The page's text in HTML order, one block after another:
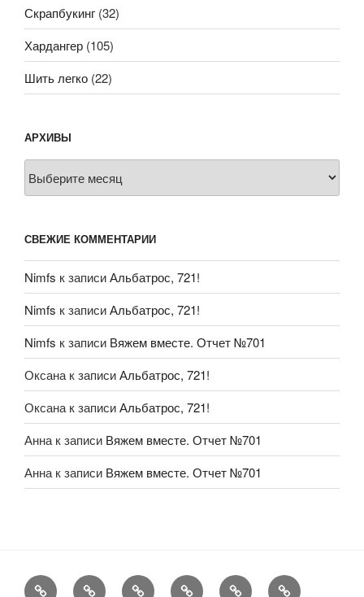
Скрапбукинг (32)
Хардангер (105)
Шить легко (22)
АРХИВЫ
СВЕЖИЕ КОММЕНТАРИИ
Nimfs к записиАльбатрос, 721!
Nimfs к записиАльбатрос, 721!
Nimfs к записи Вяжем вместе. Отчет №701
Оксана к записиАльбатрос, 721!
Оксана к записиАльбатрос, 721!
Анна к записи Вяжем вместе. Отчет №701
Анна к записи Вяжем вместе. Отчет №701
FAQ Рукоделие
А Мы КонкурсыОбменник